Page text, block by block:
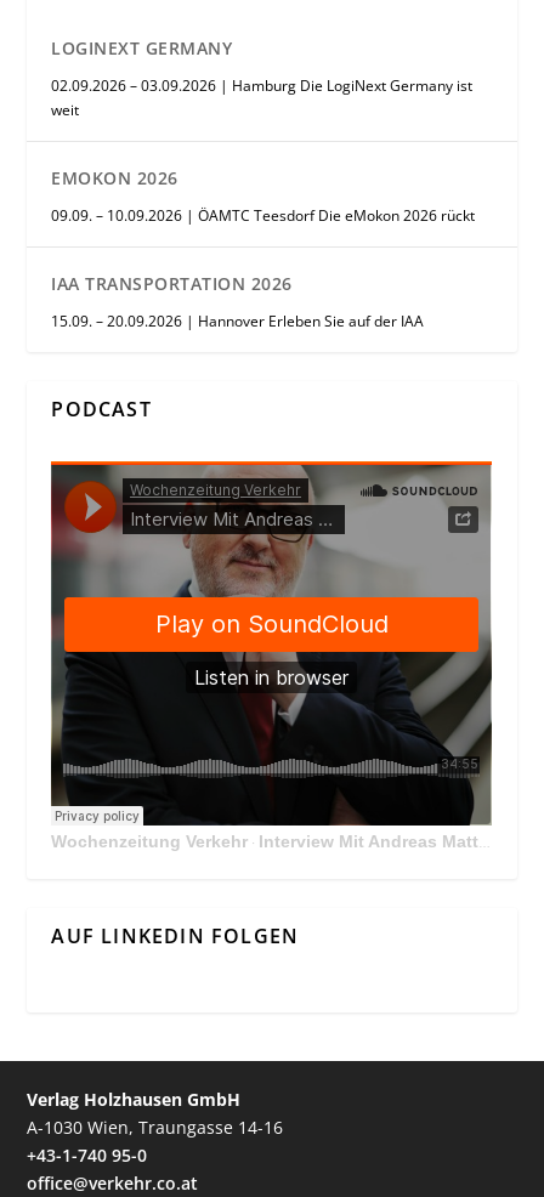
LOGINEXT GERMANY
02.09.2026 – 03.09.2026 | Hamburg Die LogiNext Germany ist
weit
EMOKON 2026
09.09. – 10.09.2026 | ÖAMTC Teesdorf Die eMokon 2026 rückt
IAA TRANSPORTATION 2026
15.09. – 20.09.2026 | Hannover Erleben Sie auf der IAA
PODCAST
Wochenzeitung Verkehr · Interview Mit Andreas Matthä, CEO der ÖBB Holding
AUF LINKEDIN FOLGEN
Verlag Holzhausen GmbH
A-1030 Wien, Traungasse 14-16
+43-1-740 95-0
office@verkehr.co.at